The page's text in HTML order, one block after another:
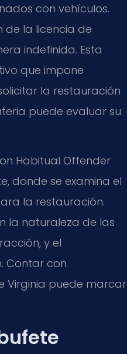
con vehículos.
de la licencia de
indefinida. Esta
que impone
la restauración
puede evaluar su
Habitual Offender
donde se examina el
la restauración.
la naturaleza de las
y el
Contar con
Virginia puede marcar